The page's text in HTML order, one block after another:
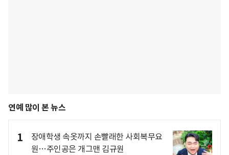
연예 많이 본 뉴스
1
장애학생 속옷까지 손빨래한 사회복무요
원…주인공은 개그맨 김규원